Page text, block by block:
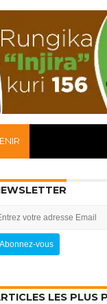
LES PLUS